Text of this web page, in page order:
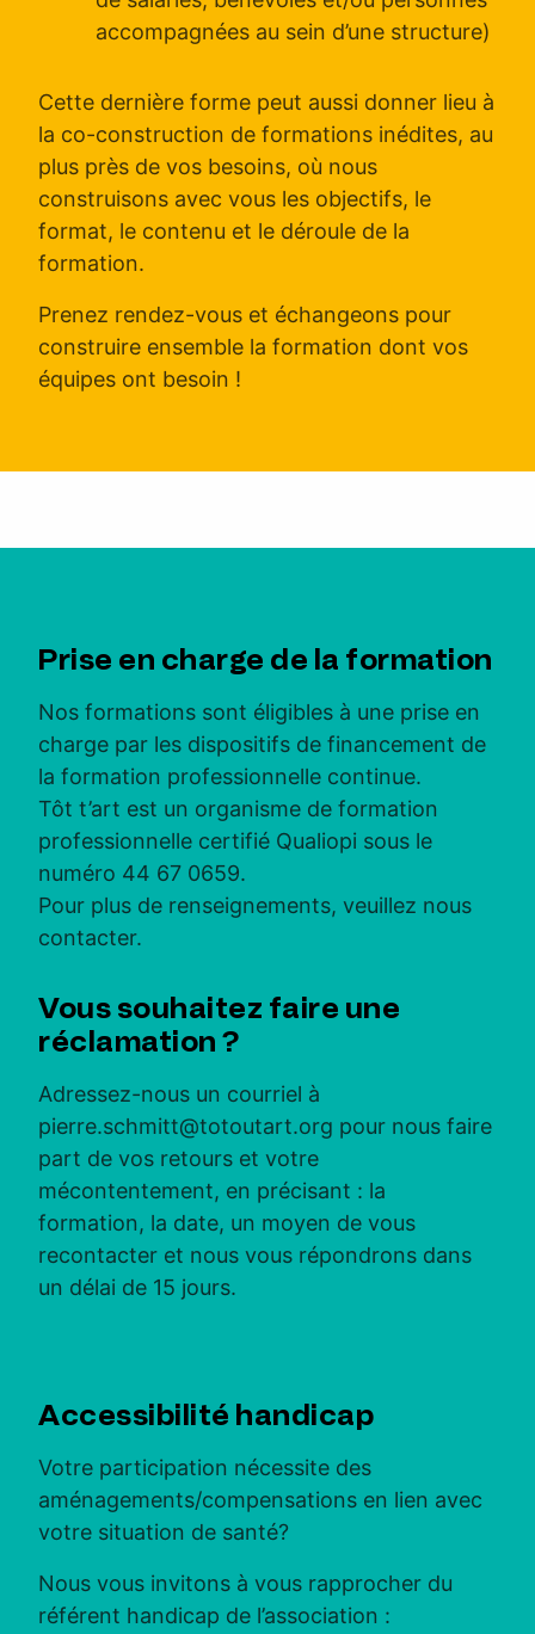
accompagnées au sein d’une structure)
Cette dernière forme peut aussi donner lieu à
la co-construction de formations inédites, au
plus près de vos besoins, où nous
construisons avec vous les objectifs, le
format, le contenu et le déroule de la
formation.
Prenez rendez-vous et échangeons pour
construire ensemble la formation dont vos
équipes ont besoin !
Prise en charge de la formation
Nos formations sont éligibles à une prise en
charge par les dispositifs de financement de
la formation professionnelle continue.
Tôt t’art est un organisme de formation
professionnelle certifié Qualiopi sous le
numéro 44 67 0659.
Pour plus de renseignements, veuillez nous
contacter.
Vous souhaitez faire une
réclamation ?
Adressez-nous un courriel à
pierre.schmitt@totoutart.org pour nous faire
part de vos retours et votre
mécontentement, en précisant : la
formation, la date, un moyen de vous
recontacter et nous vous répondrons dans
un délai de 15 jours.
Accessibilité handicap
Votre participation nécessite des
aménagements/compensations en lien avec
votre situation de santé?
Nous vous invitons à vous rapprocher du
référent handicap de l’association :